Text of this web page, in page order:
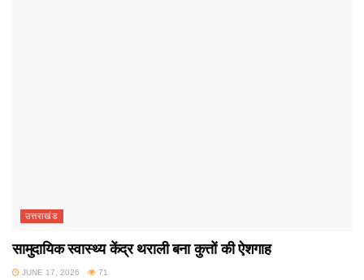
उत्तराखंड
सामुदायिक स्वास्थ्य केंद्र थराली बना कुत्तों की ऐशगाह
JUNE 17, 2026 71